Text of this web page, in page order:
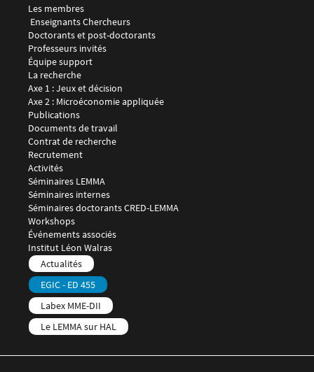
Menu footer LEMMA 1
Les membres
Enseignants Chercheurs
Doctorants et post-doctorants
Professeurs invités
Équipe support
Menu footer LEMMA 2
La recherche
Axe 1 : Jeux et décision
Axe 2 : Microéconomie appliquée
Publications
Documents de travail
Contrat de recherche
Recrutement
Menu footer LEMMA 3
Activités
Séminaires LEMMA
Séminaires internes
Séminaires doctorants CRED-LEMMA
Workshops
Événements associés
Menu footer LEMMA 4
Institut Léon Walras
Menu footer LEMMA 5
Actualités
EGIC - ED 455
Labex MME-DII
Le LEMMA sur HAL